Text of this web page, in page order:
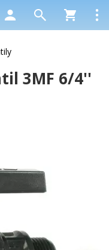
3MF 6/4''